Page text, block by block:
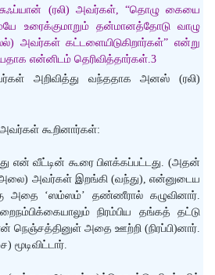
(ரலி) அவர்கள், “தொழு கையை
உரைக்குமாறும் தன்மானத்தோடு வாழு
அவர்கள் கட்டளையிடுகிறார்கள்” என்று
என்னிடம் தெரிவித்தார்கள்.3
அறிவித்து வந்ததாக அனஸ் (ரலி)
கூறினார்கள்:
என் வீட்டின் கூரை பிளக்கப்பட்டது. (அதன்
அவர்கள் இறங்கி (வந்து), என்னுடைய
அதை ‘ஸம்ஸம்’ தண்ணீரால் கழுவினார்.
நிரம்பிய தங்கத் தட்டு
அதை ஊற்றி (நிரப்பி)னார்.
மூடிவிட்டார்.